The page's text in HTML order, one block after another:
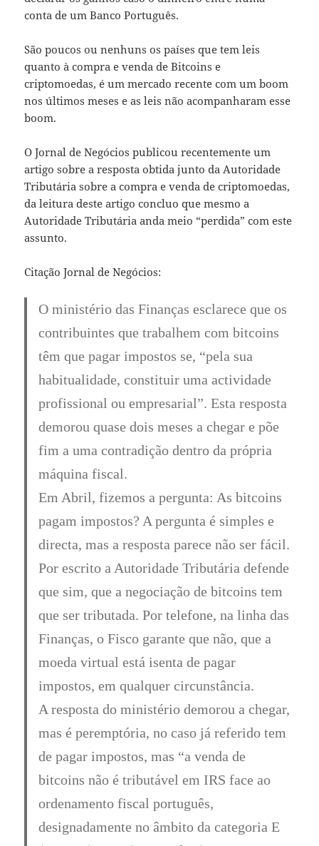
conta de um Banco Português.
São poucos ou nenhuns os países que tem leis
quanto à compra e venda de Bitcoins e
criptomoedas, é um mercado recente com um boom
nos últimos meses e as leis não acompanharam esse
boom.
O Jornal de Negócios publicou recentemente um
artigo sobre a resposta obtida junto da Autoridade
Tributária sobre a compra e venda de criptomoedas,
da leitura deste artigo concluo que mesmo a
Autoridade Tributária anda meio “perdida” com este
assunto.
Citação Jornal de Negócios:
O ministério das Finanças esclarece que os
contribuintes que trabalhem com bitcoins
têm que pagar impostos se, “pela sua
habitualidade, constituir uma actividade
profissional ou empresarial”. Esta resposta
demorou quase dois meses a chegar e põe
fim a uma contradição dentro da própria
máquina fiscal.
Em Abril, fizemos a pergunta: As bitcoins
pagam impostos? A pergunta é simples e
directa, mas a resposta parece não ser fácil.
Por escrito a Autoridade Tributária defende
que sim, que a negociação de bitcoins tem
que ser tributada. Por telefone, na linha das
Finanças, o Fisco garante que não, que a
moeda virtual está isenta de pagar
impostos, em qualquer circunstância.
A resposta do ministério demorou a chegar,
mas é peremptória, no caso já referido tem
de pagar impostos, mas “a venda de
bitcoins não é tributável em IRS face ao
ordenamento fiscal português,
designadamente no âmbito da categoria E